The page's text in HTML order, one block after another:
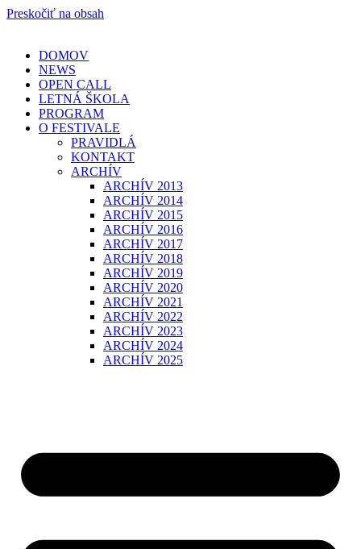
Preskočiť na obsah
DOMOV
NEWS
OPEN CALL
LETNÁ ŠKOLA
PROGRAM
O FESTIVALE
PRAVIDLÁ
KONTAKT
ARCHÍV
ARCHÍV 2013
ARCHÍV 2014
ARCHÍV 2015
ARCHÍV 2016
ARCHÍV 2017
ARCHÍV 2018
ARCHÍV 2019
ARCHÍV 2020
ARCHÍV 2021
ARCHÍV 2022
ARCHÍV 2023
ARCHÍV 2024
ARCHÍV 2025